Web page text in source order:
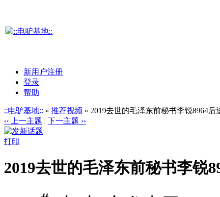
新用户注册
登录
帮助
::电驴基地:: » 推荐视频 » 2019去世的毛泽东前秘书李锐8964
‹‹ 上一主题 | 下一主题 ››
打印
2019去世的毛泽东前秘书李锐